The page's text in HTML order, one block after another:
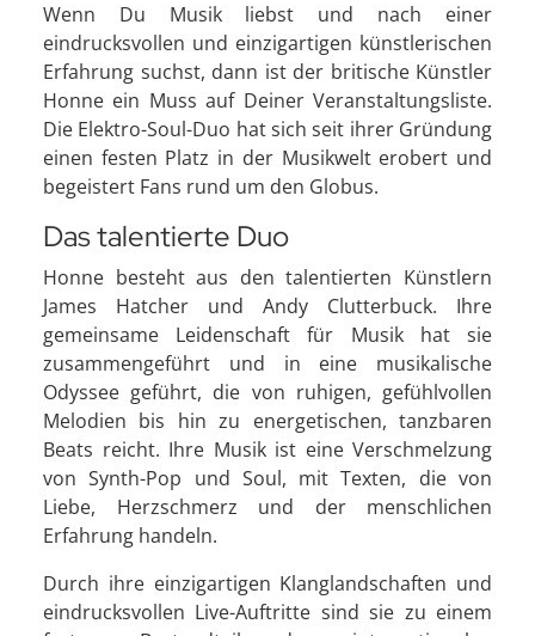
Wenn Du Musik liebst und nach einer
eindrucksvollen und einzigartigen künstlerischen
Erfahrung suchst, dann ist der britische Künstler
Honne ein Muss auf Deiner Veranstaltungsliste.
Die Elektro-Soul-Duo hat sich seit ihrer Gründung
einen festen Platz in der Musikwelt erobert und
begeistert Fans rund um den Globus.
Das talentierte Duo
Honne besteht aus den talentierten Künstlern
James Hatcher und Andy Clutterbuck. Ihre
gemeinsame Leidenschaft für Musik hat sie
zusammengeführt und in eine musikalische
Odyssee geführt, die von ruhigen, gefühlvollen
Melodien bis hin zu energetischen, tanzbaren
Beats reicht. Ihre Musik ist eine Verschmelzung
von Synth-Pop und Soul, mit Texten, die von
Liebe, Herzschmerz und der menschlichen
Erfahrung handeln.
Durch ihre einzigartigen Klanglandschaften und
eindrucksvollen Live-Auftritte sind sie zu einem